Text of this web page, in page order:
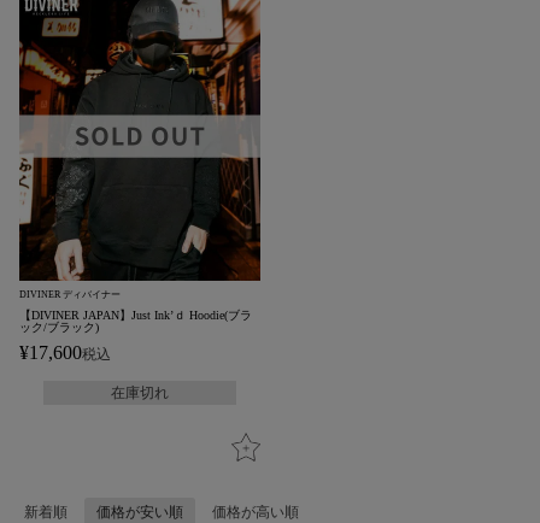
DIVINER ディバイナー
【DIVINER JAPAN】Just Ink’ｄ Hoodie(ブラ
ック/ブラック)
¥17,600税込
在庫切れ
新着順 価格が安い順 価格が高い順